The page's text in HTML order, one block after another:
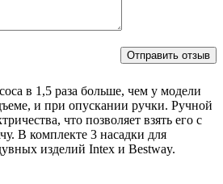
в 1,5 раза больше, чем у модели
и при опускании ручки. Ручной
что позволяет взять его с
В комплекте 3 насадки для
изделий Intex и Bestway.